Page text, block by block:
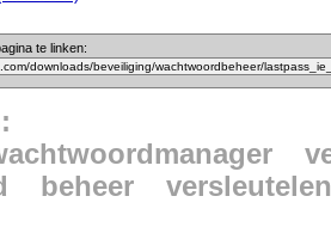
te linken:
beheer versleutelen